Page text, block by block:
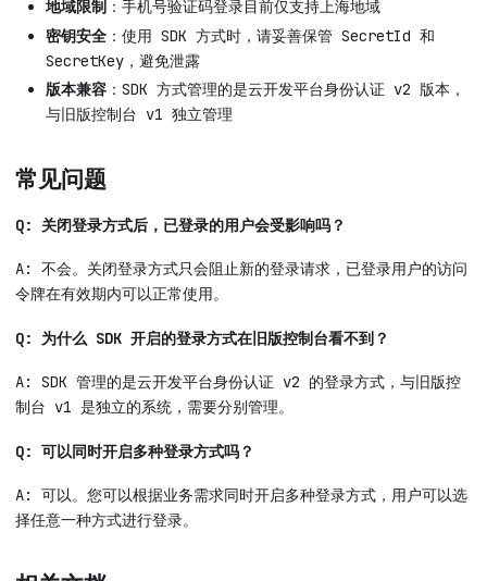
地域限制 ：手机号验证码登录目前仅支持上海地域
密钥安全 ：使用 SDK 方式时，请妥善保管 SecretId 和
SecretKey，避免泄露
版本兼容 ：SDK 方式管理的是云开发平台身份认证 v2 版本，
与旧版控制台 v1 独立管理
常见问题
Q: 关闭登录方式后，已登录的用户会受影响吗？
A: 不会。关闭登录方式只会阻止新的登录请求，已登录用户的访问
令牌在有效期内可以正常使用。
Q: 为什么 SDK 开启的登录方式在旧版控制台看不到？
A: SDK 管理的是云开发平台身份认证 v2 的登录方式，与旧版控
制台 v1 是独立的系统，需要分别管理。
Q: 可以同时开启多种登录方式吗？
A: 可以。您可以根据业务需求同时开启多种登录方式，用户可以选
择任意一种方式进行登录。